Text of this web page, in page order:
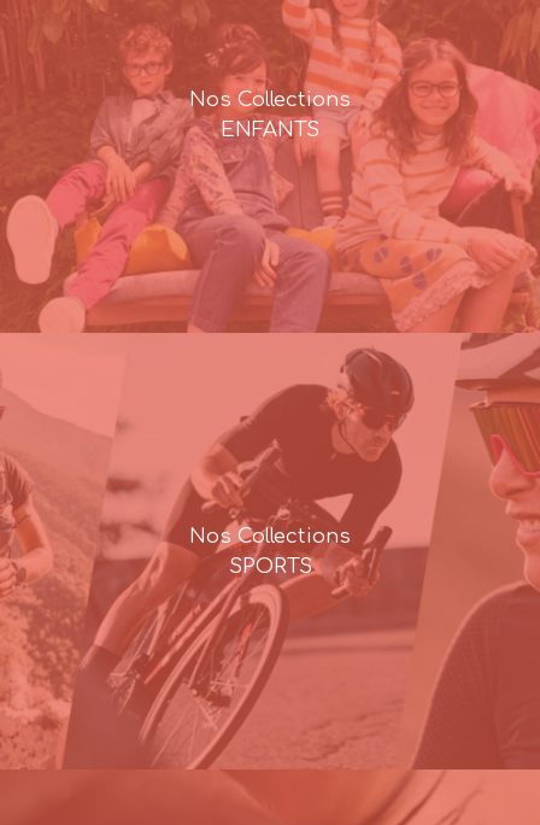
Nos Collections
ENFANTS
Nos Collections
SPORTS